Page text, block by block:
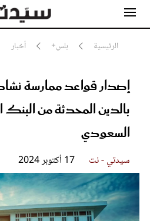
الرئيسية بلس+ أخبار
إصدار قواعد ممارسة
بالدين المحدثة من
السعودي
سيدتي - نت 17 أكتوبر 2024
مشاهير
أناقة
جمال
سيدتي وطفلك
بلس+
فيديو
مطبخ سيدتي